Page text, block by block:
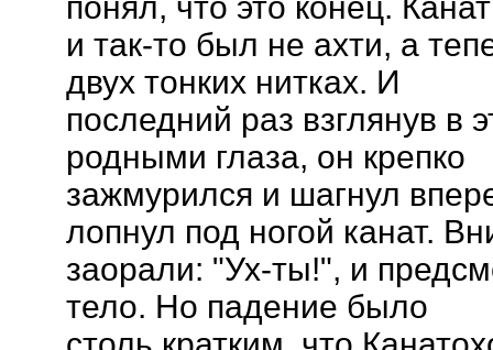
и так-то был не ахти, а
двух тонких нитках. И
последний раз взглянув в
родными глаза, он крепко
зажмурился и шагнул
лопнул под ногой канат.
заорали: "Ух-ты!", и
тело. Но падение было